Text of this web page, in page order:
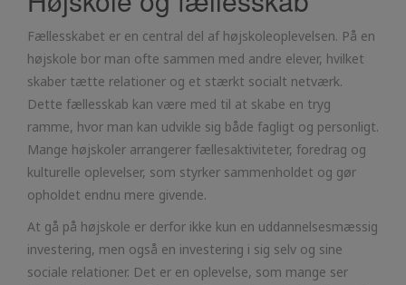
Fællesskabet er en central del af højskoleoplevelsen. På en
højskole bor man ofte sammen med andre elever, hvilket
skaber tætte relationer og et stærkt socialt netværk.
Dette fællesskab kan være med til at skabe en tryg
ramme, hvor man kan udvikle sig både fagligt og personligt.
Mange højskoler arrangerer fællesaktiviteter, foredrag og
kulturelle oplevelser, som styrker sammenholdet og gør
opholdet endnu mere givende.
At gå på højskole er derfor ikke kun en uddannelsesmæssig
investering, men også en investering i sig selv og sine
sociale relationer. Det er en oplevelse, som mange ser